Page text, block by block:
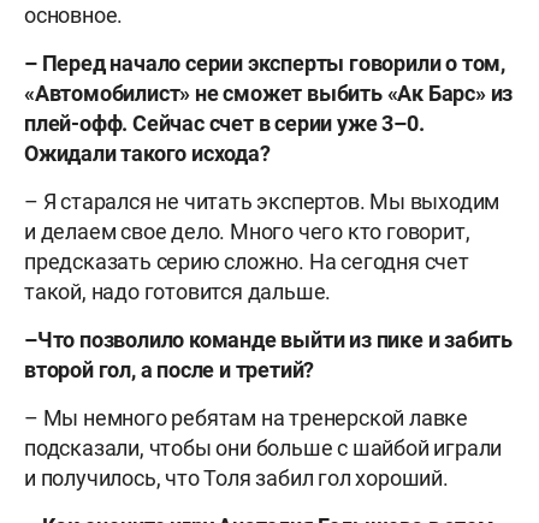
основное.
– Перед начало серии эксперты говорили о том,
«Автомобилист» не сможет выбить «Ак Барс» из
плей-офф. Сейчас счет в серии уже 3–0.
Ожидали такого исхода?
– Я старался не читать экспертов. Мы выходим
и делаем свое дело. Много чего кто говорит,
предсказать серию сложно. На сегодня счет
такой, надо готовится дальше.
–Что позволило команде выйти из пике и забить
второй гол, а после и третий?
– Мы немного ребятам на тренерской лавке
подсказали, чтобы они больше с шайбой играли
и получилось, что Толя забил гол хороший.